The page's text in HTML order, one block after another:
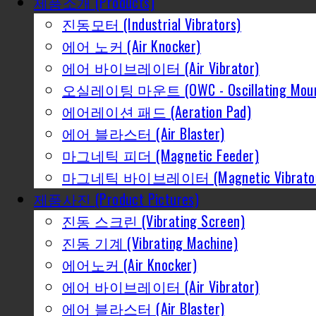
진동모터 (Industrial Vibrators)
에어 노커 (Air Knocker)
에어 바이브레이터 (Air Vibrator)
오실레이팅 마운트 (OWC - Oscillating
에어레이션 패드 (Aeration Pad)
에어 블라스터 (Air Blaster)
마그네틱 피더 (Magnetic Feeder)
마그네틱 바이브레이터 (Magnetic
제품사진 (Product Pictures)
진동 스크린 (Vibrating Screen)
진동 기계 (Vibrating Machine)
에어노커 (Air Knocker)
에어 바이브레이터 (Air Vibrator)
에어 블라스터 (Air Blaster)